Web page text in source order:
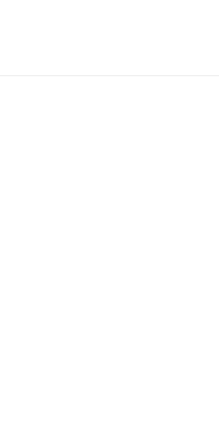
正、追加、削除、利用停止、消去、第三者提供の停